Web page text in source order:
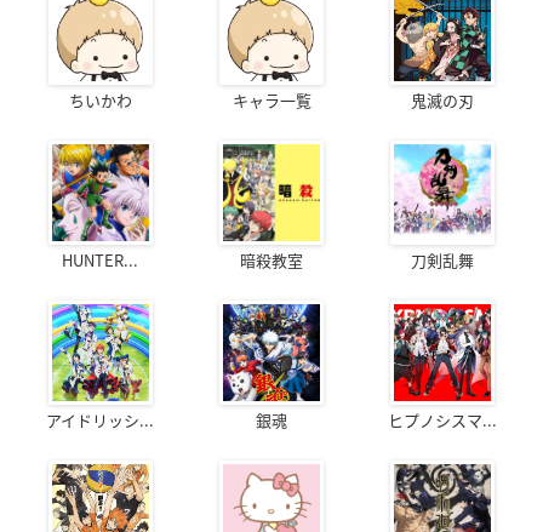
ちいかわ キャラ一覧 鬼滅の刃
HUNTER... 暗殺教室 刀剣乱舞
アイドリッシ... 銀魂 ヒプノシスマ...